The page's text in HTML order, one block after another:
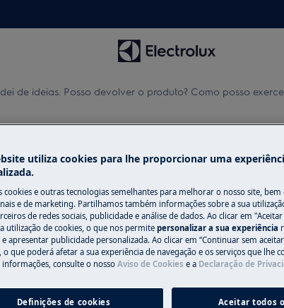
de ideias. Posso devolver o produto? Como posso
devolver o produto?
posso exercer o direito de
Contacto
Teremos
pergunta
utiliza cookies para lhe proporcionar uma
cookies e outras tecnologias semelhantes para melhorar o nosso site,
e de marketing. Partilhamos também informações sobre a sua
de redes sociais, publicidade e análise de dados. Ao clicar em
utilização de cookies, o que nos permite personalizar a sua experiência
e apresentar publicidade personalizada. Ao clicar em “Continuar sem
o que poderá afetar a sua experiência de navegação e os serviços que lhe
informações, consulte o nosso Aviso de Cookies e a Declaração de
Definições de cookies Aceitar todos